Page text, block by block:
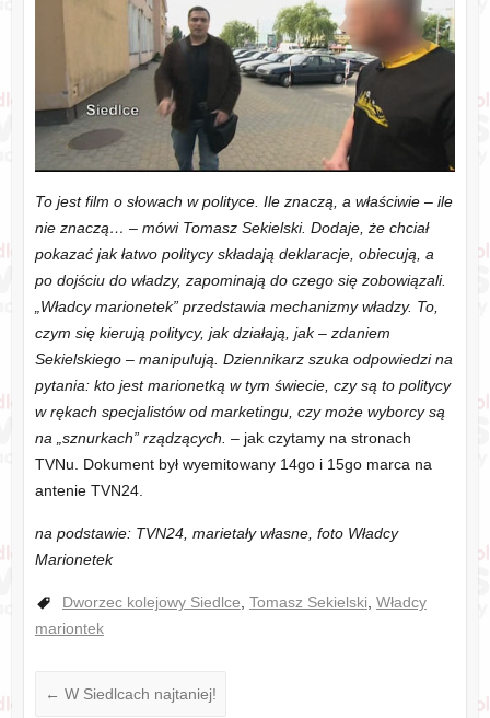
To jest film o słowach w polityce. Ile znaczą, a właściwie – ile
nie znaczą… – mówi Tomasz Sekielski. Dodaje, że chciał
pokazać jak łatwo politycy składają deklaracje, obiecują, a
po dojściu do władzy, zapominają do czego się zobowiązali.
„Władcy marionetek” przedstawia mechanizmy władzy. To,
czym się kierują politycy, jak działają, jak – zdaniem
Sekielskiego – manipulują. Dziennikarz szuka odpowiedzi na
pytania: kto jest marionetką w tym świecie, czy są to politycy
w rękach specjalistów od marketingu, czy może wyborcy są
na „sznurkach” rządzących. – jak czytamy na stronach
TVNu. Dokument był wyemitowany 14go i 15go marca na
antenie TVN24.
na podstawie: TVN24, marietały własne, foto Władcy
Marionetek
Dworzec kolejowy Siedlce Tomasz Sekielski Władcy
mariontek
← W Siedlcach najtaniej!